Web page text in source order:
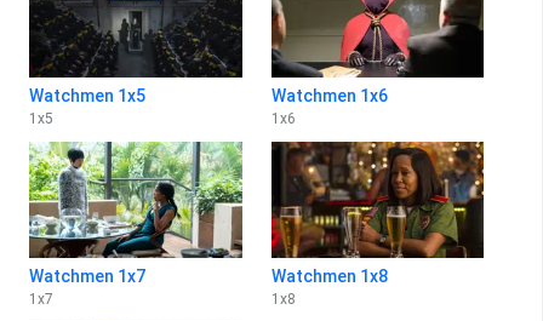
Watchmen 1x5
1 x5
Watchmen 1x6
1 x6
Watchmen 1x7
1 x7
Watchmen 1x8
1 x8